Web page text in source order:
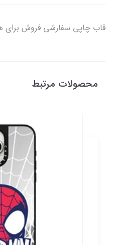
قاب چاپی سفارشی فروش برای
محصولات مرتبط